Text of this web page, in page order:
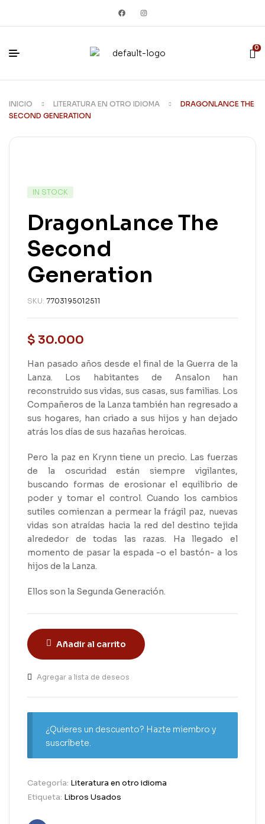
0
INICIO LITERATURA EN OTRO IDIOMA
DRAGONLANCE THE
SECOND GENERATION
IN STOCK
DragonLance The
Second
Generation
SKU: 7703195012511
$ 30.000
Han pasado años desde el final de la Guerra de la
Lanza. Los habitantes de Ansalon han
reconstruido sus vidas, sus casas, sus familias. Los
Compañeros de la Lanza también han regresado a
sus hogares, han criado a sus hijos y han dejado
atrás los días de sus hazañas heroicas.
Pero la paz en Krynn tiene un precio. Las fuerzas
de la oscuridad están siempre vigilantes,
buscando formas de erosionar el equilibrio de
poder y tomar el control. Cuando los cambios
sutiles comienzan a permear la frágil paz, nuevas
vidas son atraídas hacia la red del destino tejida
alrededor de todas las razas. Ha llegado el
momento de pasar la espada -o el bastón- a los
hijos de la Lanza.
Ellos son la Segunda Generación.
Añadir al carrito
Agregar a lista de deseos
¿Quieres un descuento? Hazte miembro y
suscríbete.
Categoría: Literatura en otro idioma
Etiqueta: Libros Usados